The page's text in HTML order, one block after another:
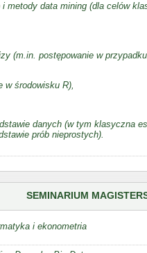
metody data mining (dla celów
(m.in. postępowanie w
środowisku R),
danych (w tym klasyczna
prób nieprostych).
SEMINARIUM
i ekonometria